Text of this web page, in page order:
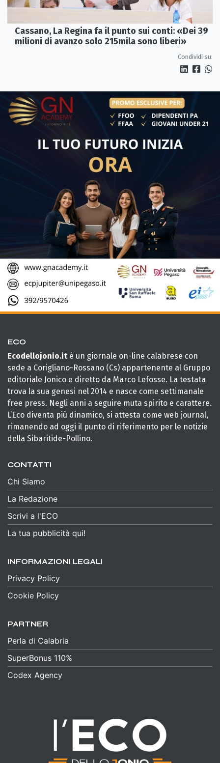
Cassano, La Regina fa il punto sui conti: «Dei 39
milioni di avanzo solo 215mila sono liberi»
Condividi su:
ECO
Ecodellojonio.it è un giornale on-line calabrese con
sede a Corigliano-Rossano (Cs) appartenente al Gruppo
editoriale Jonico e diretto da Marco Lefosse. La testata
trova la sua genesi nel 2014 e nasce come settimanale
free press. Negli anni a seguire muta spirito e carattere.
L’Eco diventa più dinamico, si attesta come web journal,
rimanendo ad oggi il punto di riferimento per le notizie
della Sibaritide-Pollino.
CONTATTI
Chi Siamo
La Redazione
Scrivi a l'ECO
La tua pubblicità qui!
INFORMAZIONI LEGALI
Privacy Policy
Cookie Policy
PARTNER
Perla di Calabria
SuperBonus 110%
Codex Agency